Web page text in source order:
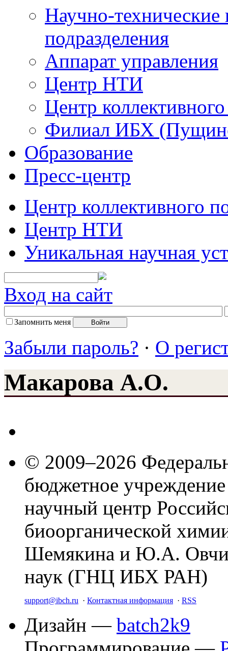
Научно-технические
подразделения
Аппарат управления
Центр НТИ
Центр
Филиал ИБХ
Образование
Пресс-центр
Центр коллективного
Центр НТИ
Уникальная научная
Вход на сайт
Запомнить меня
Забыли пароль? · О
Макарова А.О.
© 2009–2026
бюджетное
научный центр
биоорганической
Шемякина и Ю.А.
наук (ГНЦ ИБХ РАН)
support@ibch.ru · Контактная информация · RSS
Дизайн — batch2k9